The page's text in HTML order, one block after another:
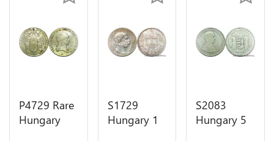
P4729 Rare
Hungary
S1729
Hungary 1
S2083
Hungary 5